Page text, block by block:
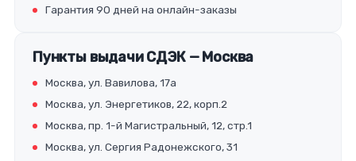
Гарантия 90 дней на онлайн-заказы
Пункты выдачи СДЭК — Москва
Москва, ул. Вавилова, 17а
Москва, ул. Энергетиков, 22, корп.2
Москва, пр. 1-й Магистральный, 12, стр.1
Москва, ул. Сергия Радонежского, 31